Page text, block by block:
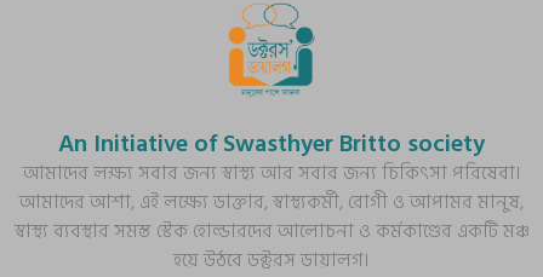
An Initiative of Swasthyer Britto society
আমাদের লক্ষ্য সবার জন্য স্বাস্থ্য আর সবার জন্য চিকিৎসা পরিষেবা।
আমাদের আশা, এই লক্ষ্যে ডাক্তার, স্বাস্থ্যকর্মী, রোগী ও আপামর মানুষ,
স্বাস্থ্য ব্যবস্থার সমস্ত স্টেক হোল্ডারদের আলোচনা ও কর্মকাণ্ডের একটি মঞ্চ
হয়ে উঠবে ডক্টরস ডায়ালগ।